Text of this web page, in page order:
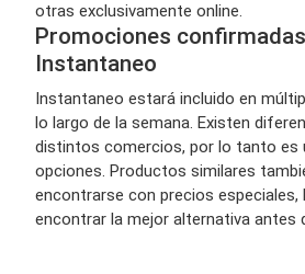
otras exclusivamente online.
Promociones
Instantaneo
Instantaneo estará incluido en
lo largo de la semana. Existen
distintos comercios, por lo tanto es
opciones. Productos similares
encontrarse con precios
encontrar la mejor alternativa antes